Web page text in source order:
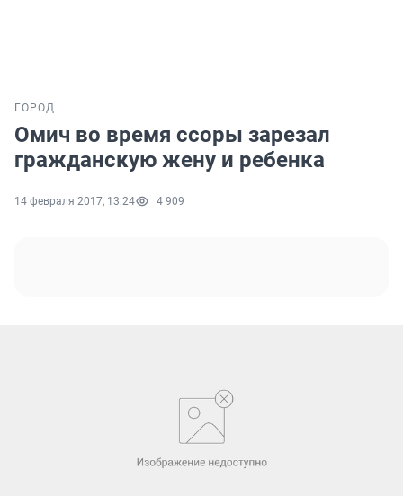
ГОРОД
Омич во время ссоры зарезал
гражданскую жену и ребенка
14 февраля 2017, 13:24 4 909